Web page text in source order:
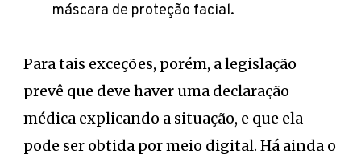
máscara de proteção facial.
Para tais exceções, porém, a legislação
prevê que deve haver uma declaração
médica explicando a situação, e que ela
pode ser obtida por meio digital. Há ainda o